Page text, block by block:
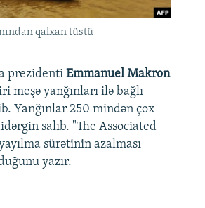
qalxan tüstü
prezidenti Emmanuel Makron
meşə yanğınları ilə bağlı
Yanğınlar 250 mindən çox
salıb. "The Associated
sürətinin azalması
yazır.